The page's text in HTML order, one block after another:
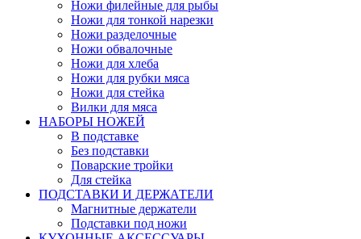
Ножи филейные для рыбы
Ножи для тонкой нарезки
Ножи разделочные
Ножи обвалочные
Ножи для хлеба
Ножи для рубки мяса
Ножи для стейка
Вилки для мяса
НАБОРЫ НОЖЕЙ
В подставке
Без подставки
Поварские тройки
Для стейка
ПОДСТАВКИ И ДЕРЖАТЕЛИ
Магнитные держатели
Подставки под ножи